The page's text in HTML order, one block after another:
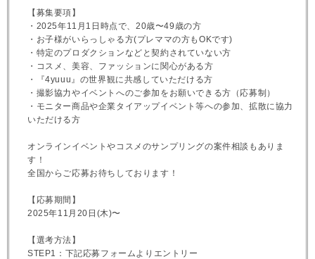
【募集要項】
・2025年11月1日時点で、20歳〜49歳の方
・お子様がいらっしゃる方(プレママの方もOKです)
・特定のプロダクションなどと契約されていない方
・コスメ、美容、ファッションに関心がある方
・『4yuuu』の世界観に共感していただける方
・撮影協力やイベントへのご参加をお願いできる方（応募制）
・モニター商品や企業タイアップイベント等への参加、拡散に協力
いただける方
オンラインイベントやコスメのサンプリングの案件相談もありま
す！
全国からご応募お待ちしております！
【応募期間】
2025年11月20日(木)〜
【選考方法】
STEP1：下記応募フォームよりエントリー